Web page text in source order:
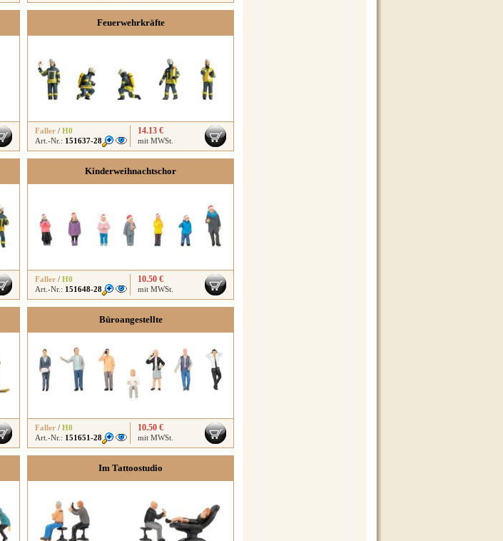
Feuerwehrkräfte
Faller / H0
Art.-Nr.: 151637-28
14.13 €
mit MWSt.
Kinderweihnachtschor
Faller / H0
Art.-Nr.: 151648-28
10.50 €
mit MWSt.
Büroangestellte
Faller / H0
Art.-Nr.: 151651-28
10.50 €
mit MWSt.
Im Tattoostudio